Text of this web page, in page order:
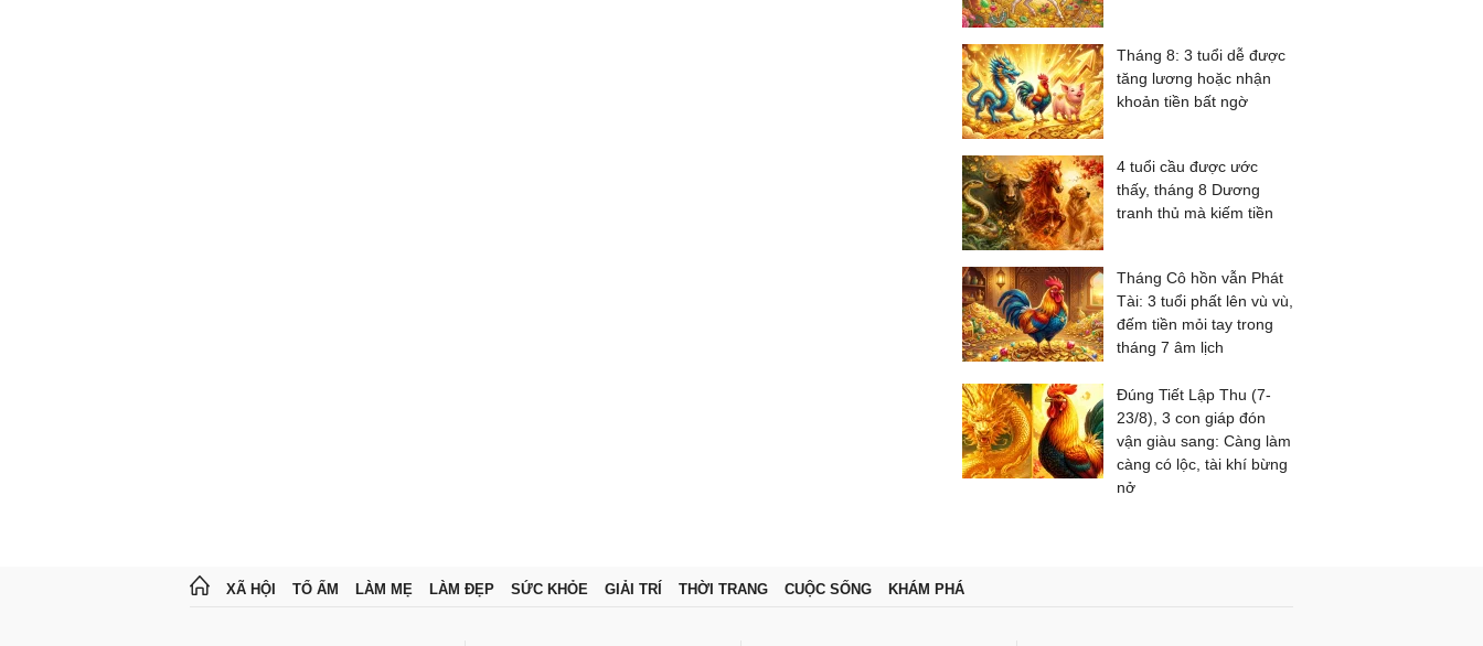
Tháng 8: 3 tuổi dễ được
tăng lương hoặc nhận
khoản tiền bất ngờ
4 tuổi cầu được ước
thấy, tháng 8 Dương
tranh thủ mà kiếm tiền
Tháng Cô hồn vẫn Phát
Tài: 3 tuổi phất lên vù vù,
đếm tiền mỏi tay trong
tháng 7 âm lịch
Đúng Tiết Lập Thu (7-
23/8), 3 con giáp đón
vận giàu sang: Càng làm
càng có lộc, tài khí bừng
nở
XÃ HỘI TỔ ẤM LÀM MẸ LÀM ĐẸP SỨC KHỎE GIẢI TRÍ THỜI TRANG CUỘC SỐNG KHÁM PHÁ